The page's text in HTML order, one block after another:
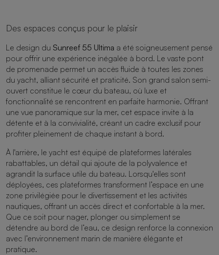
Des espaces conçus pour le plaisir
Le design du Sunreef 55 Ultima a été soigneusement pensé
pour offrir une expérience inégalée à bord. Le vaste pont
de promenade permet un accès fluide à toutes les zones
du yacht, alliant sécurité et praticité. Son grand salon semi-
ouvert constitue le cœur du bateau, où luxe et
fonctionnalité se rencontrent en parfaite harmonie. Offrant
une vue panoramique sur la mer, cet espace invite à la
détente et à la convivialité, créant un cadre exclusif pour
profiter pleinement de chaque instant à bord.
À l'arrière, le yacht est équipé de plateformes latérales
rabattables, un détail qui ajoute de la polyvalence et
agrandit la surface utile du bateau. Lorsqu'elles sont
déployées, ces plateformes transforment l’espace en une
zone privilégiée pour le divertissement et les activités
nautiques, offrant un accès direct et confortable à la mer.
Que ce soit pour nager, plonger ou simplement se
détendre au bord de l’eau, ce design renforce la connexion
avec l’environnement marin de manière élégante et
pratique.